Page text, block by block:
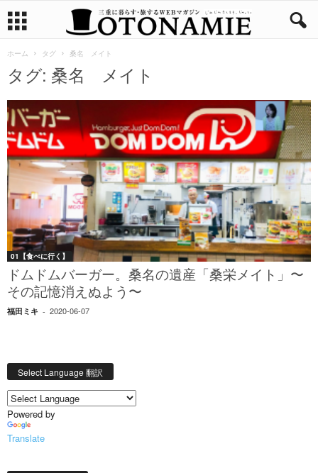
ホーム タグ 桑名 メイト
タグ: 桑名 メイト
01【食べに行く】
ドムドムバーガー。桑名の遺産「桑栄メイト」〜
その記憶消えぬよう〜
福田ミキ - 2020-06-07
Select Language 翻訳
Powered by
Translate